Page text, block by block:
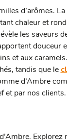
d’arômes. La
chaleur et
les saveurs
douceur
et aux caramels.
tandis que le
d’Ambre
par nos
Explorez